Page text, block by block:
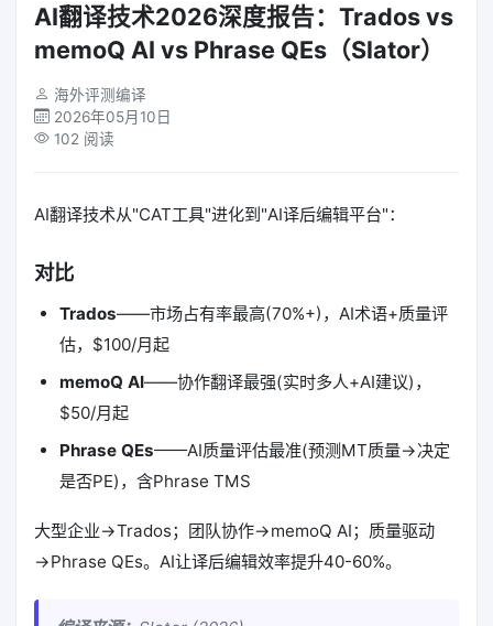
AI翻译技术2026深度报告：Trados vs
memoQ AI vs Phrase QEs（Slator）
海外评测编译
2026年05月10日
102 阅读
AI翻译技术从"CAT工具"进化到"AI译后编辑平台"：
对比
Trados——市场占有率最高(70%+)，AI术语+质量评
估，$100/月起
memoQ AI——协作翻译最强(实时多人+AI建议)，
$50/月起
Phrase QEs——AI质量评估最准(预测MT质量→决定
是否PE)，含Phrase TMS
大型企业→Trados；团队协作→memoQ AI；质量驱动
→Phrase QEs。AI让译后编辑效率提升40-60%。